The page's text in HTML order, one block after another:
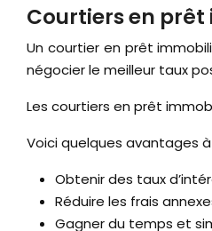
Courtiers en
Un courtier en prêt
négocier le meilleur taux
Les courtiers en prêt
Voici quelques avantages
Obtenir des taux
Réduire les frais
Gagner du temps et